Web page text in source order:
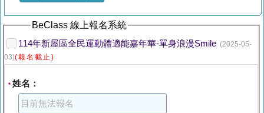
BeClass 線上報名系統
114年新屋區全民運動體適能嘉年華-單身浪漫Smile (2025-05-
03)(報名截止)
* 姓名：